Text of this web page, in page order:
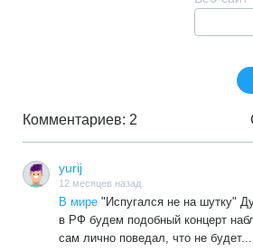
Комментариев: 2
yurij
12 месяцев назад
В мире "Испугался не на шутку"
в РФ будем подобный концерт
сам лично поведал, что не